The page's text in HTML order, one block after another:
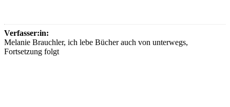
Verfasser:in:
Melanie Brauchler, ich lebe Bücher auch von unterwegs,
Fortsetzung folgt